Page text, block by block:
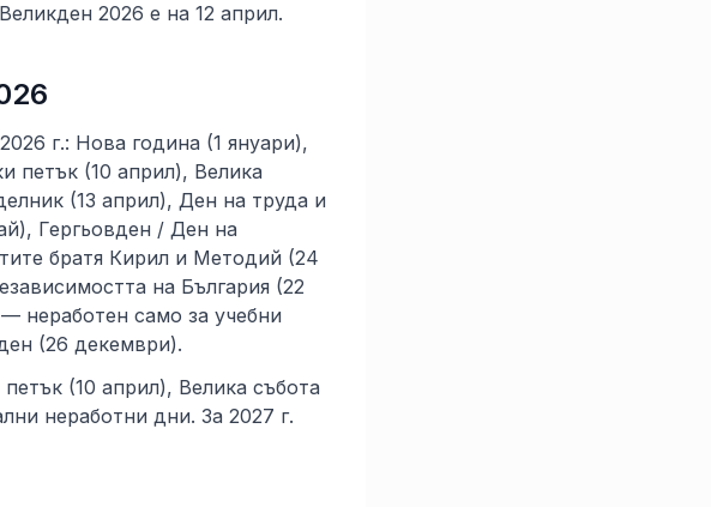
2026 е на 12 април.
г.: Нова година (1 януари),
петък (10 април), Велика
(13 април), Ден на труда и
Гергьовден / Ден на
братя Кирил и Методий (24
на България (22
неработен само за учебни
(26 декември).
(10 април), Велика събота
неработни дни. За 2027 г.